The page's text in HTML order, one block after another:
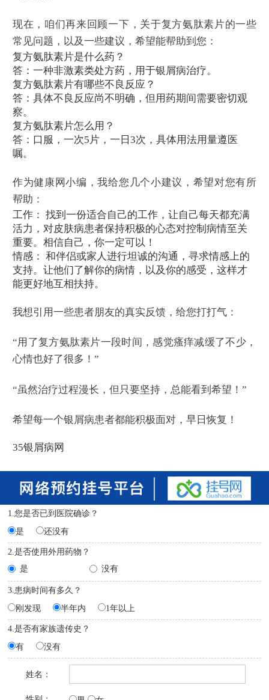
现在，咱们再来回顾一下，关于复方氨肽素片的一些
常见问题，以及一些建议，希望能帮助到您：
复方氨肽素片是什么药？
答：一种非激素类处方药，用于银屑病治疗。
复方氨肽素片有哪些不良反应？
答：具体不良反应尚不明确，但用药期间需要密切观
察。
复方氨肽素片怎么用？
答：口服，一次5片，一日3次，具体用法用量遵医
嘱。
作为健康网小编，我给您几个小建议，希望对您有所
帮助：
工作： 找到一份适合自己的工作，让自己每天都充满
活力，对皮肤病患者保持积极的心态对控制病情至关
重要。相信自己，你一定可以！
情感： 和伴侣或家人进行坦诚的沟通，寻求情感上的
支持。让他们了解你的病情，以及你的感受，这样才
能更好地互相扶持。
我想引用一些患者朋友的真实反馈，给您打打气：
“用了复方氨肽素片一段时间，感觉瘙痒减缓了不少，
心情也好了很多！”
“虽然治疗过程漫长，但只要坚持，总能看到希望！”
希望每一个银屑病患者都能积极面对，早日恢复！
35银屑病网
1.您是否已到医院确诊？
是
还没有
2.是否使用外用药物？
是
没有
3.患病时间有多久？
刚发现
半年内 1年以上
4.是否有家族遗传史？
有
没有
姓名：